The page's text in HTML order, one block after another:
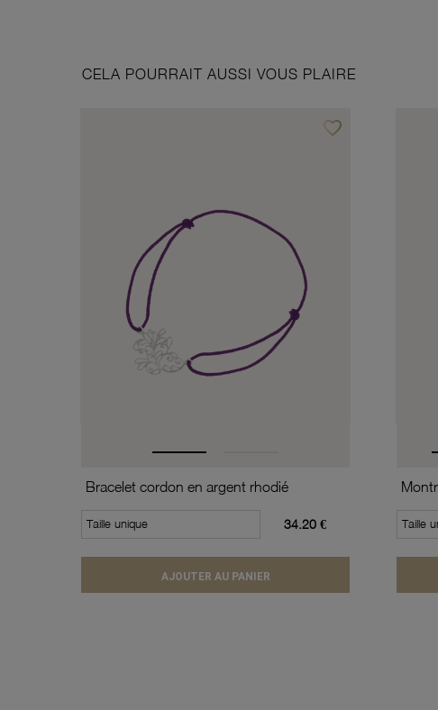
CELA POURRAIT AUSSI VOUS PLAIRE
favorite_borderAjouter à vos favoris
Bracelet cordon en argent rhodié
Taille unique 34.20 €
AJOUTER AU PANIER
Taille